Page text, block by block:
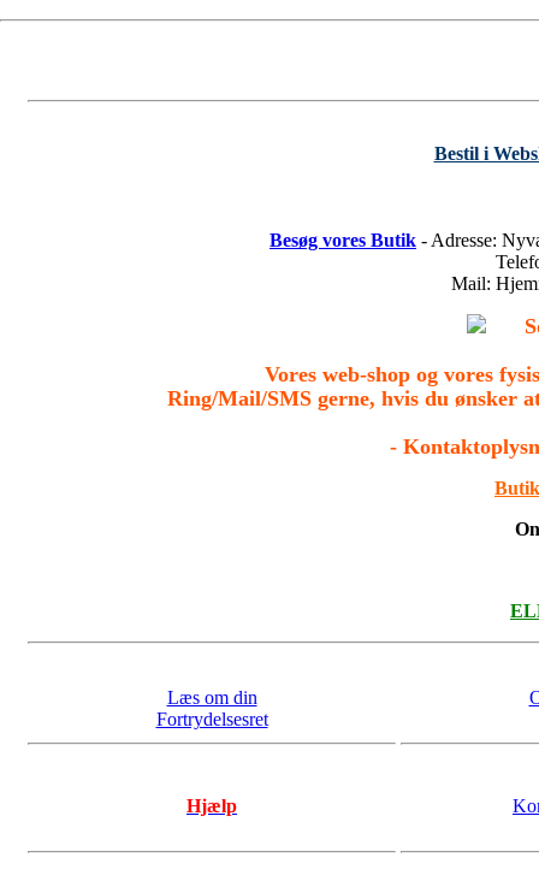
Bestil i
Besøg vores Butik - Adresse:
Mail:
Vores web-shop og vores
Ring/Mail/SMS gerne, hvis du ønsker
-
Læs om din
Fortrydelsesret
Hjælp